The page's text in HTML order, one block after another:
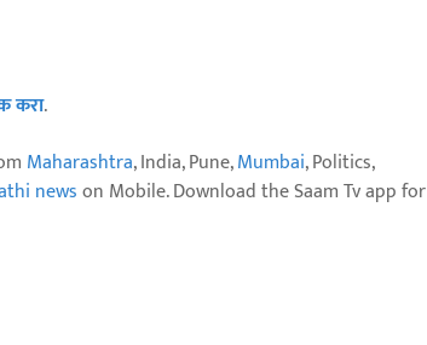
करा.
Maharashtra, India, Pune,Mumbai, Politics,
newson Mobile. Download the Saam Tv app for